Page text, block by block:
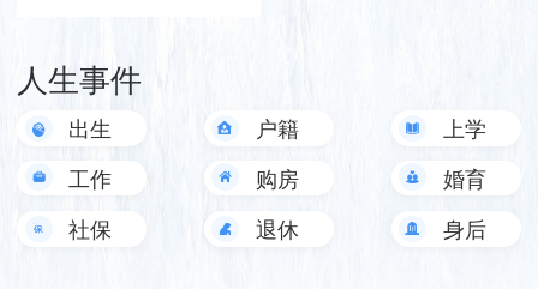
人生事件
出生 户籍
上学
工作
购房
婚育
社保
退休
身后